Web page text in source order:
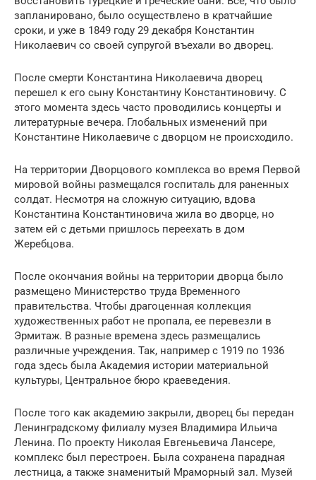
запланировано, было осуществлено в кратчайшие
сроки, и уже в 1849 году 29 декабря Константин
Николаевич со своей супругой въехали во дворец.
После смерти Константина Николаевича дворец
перешел к его сыну Константину Константиновичу. С
этого момента здесь часто проводились концерты и
литературные вечера. Глобальных изменений при
Константине Николаевиче с дворцом не происходило.
На территории Дворцового комплекса во время Первой
мировой войны размещался госпиталь для раненных
солдат. Несмотря на сложную ситуацию, вдова
Константина Константиновича жила во дворце, но
затем ей с детьми пришлось переехать в дом
Жеребцова.
После окончания войны на территории дворца было
размещено Министерство труда Временного
правительства. Чтобы драгоценная коллекция
художественных работ не пропала, ее перевезли в
Эрмитаж. В разные времена здесь размещались
различные учреждения. Так, например с 1919 по 1936
года здесь была Академия истории материальной
культуры, Центральное бюро краеведения.
После того как академию закрыли, дворец бы передан
Ленинградскому филиалу музея Владимира Ильича
Ленина. По проекту Николая Евгеньевича Лансере,
комплекс был перестроен. Была сохранена парадная
лестница, а также знаменитый Мраморный зал. Музей